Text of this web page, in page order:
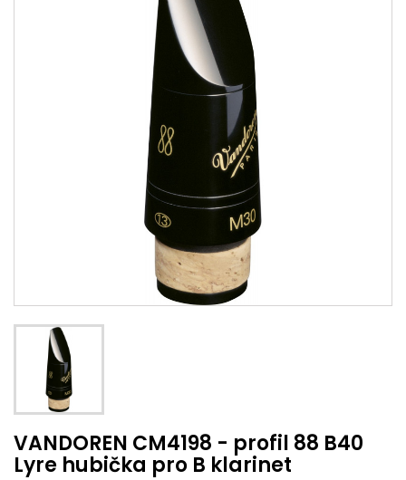
VANDOREN CM4198 - profil 88 B40
Lyre hubička pro B klarinet